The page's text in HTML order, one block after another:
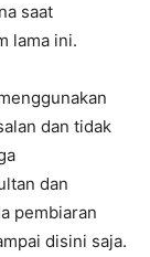
saat
lama ini.
dan tidak
dan
pembiaran
disini saja.